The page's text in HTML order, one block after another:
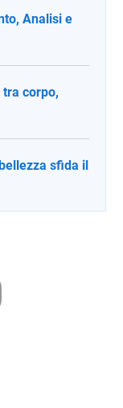
Analisi e
tra corpo,
sfida il